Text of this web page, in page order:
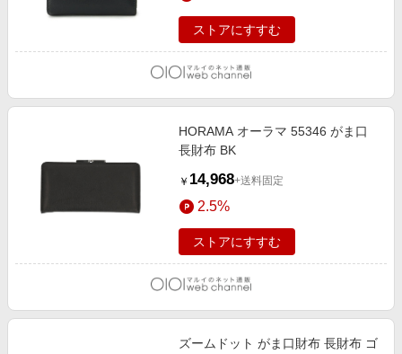
ストアにすすむ
HORAMA オーラマ 55346 がま口
長財布 BK
￥ 14,968+送料固定
2.5%
ストアにすすむ
ズームドット がま口財布 長財布 ゴ